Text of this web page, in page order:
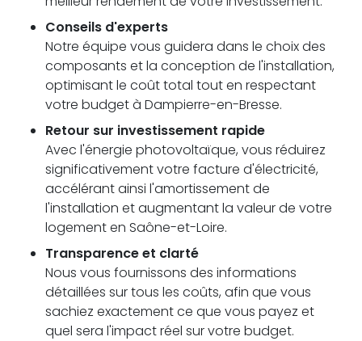
Conseils d'experts
Notre équipe vous guidera dans le choix des
composants et la conception de l'installation,
optimisant le coût total tout en respectant
votre budget à Dampierre-en-Bresse.
Retour sur investissement rapide
Avec l'énergie photovoltaïque, vous réduirez
significativement votre facture d'électricité,
accélérant ainsi l'amortissement de
l'installation et augmentant la valeur de votre
logement en Saône-et-Loire.
Transparence et clarté
Nous vous fournissons des informations
détaillées sur tous les coûts, afin que vous
sachiez exactement ce que vous payez et
quel sera l'impact réel sur votre budget.